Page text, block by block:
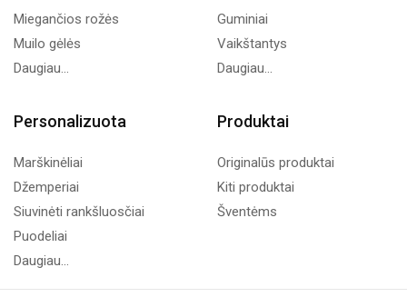
Miegančios rožės
Muilo gėlės
Daugiau...
Guminiai
Vaikštantys
Daugiau...
Personalizuota
Marškinėliai
Džemperiai
Siuvinėti rankšluosčiai
Puodeliai
Daugiau...
Produktai
Originalūs produktai
Kiti produktai
Šventėms